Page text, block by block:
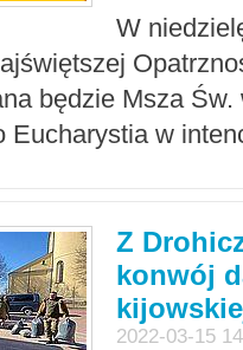
W
będzie Msza Św.
Eucharystia w
Z
konwój
2022-03-15